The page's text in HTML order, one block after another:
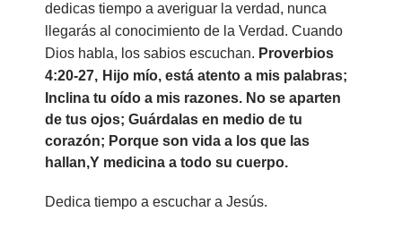
dedicas tiempo a averiguar la verdad, nunca
llegarás al conocimiento de la Verdad. Cuando
Dios habla, los sabios escuchan. Proverbios
4:20-27, Hijo mío, está atento a mis palabras;
Inclina tu oído a mis razones. No se aparten
de tus ojos; Guárdalas en medio de tu
corazón; Porque son vida a los que las
hallan,Y medicina a todo su cuerpo.
Dedica tiempo a escuchar a Jesús.